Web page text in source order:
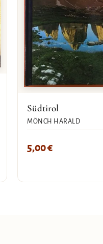
Südtirol
MÖNCH HARALD
5,00€